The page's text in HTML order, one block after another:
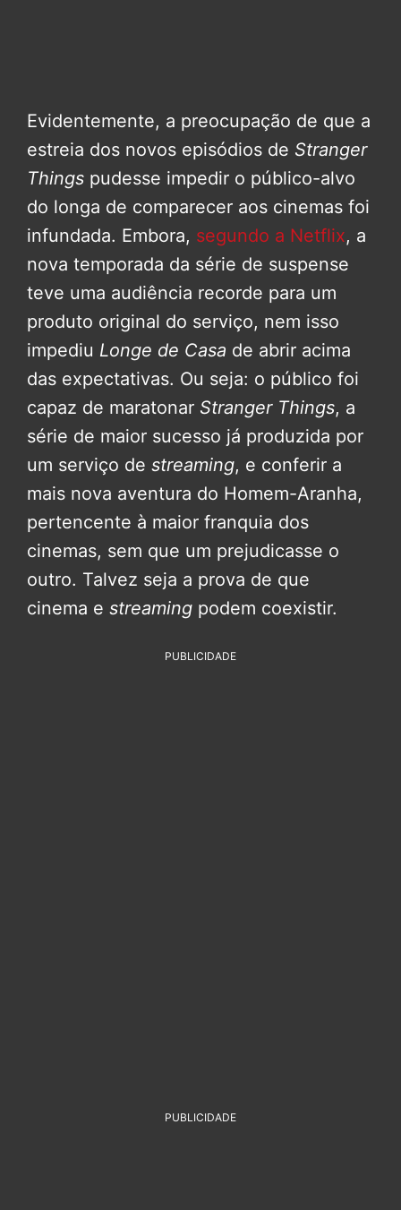
Evidentemente, a preocupação de que a
estreia dos novos episódios de Stranger
Things pudesse impedir o público-alvo
do longa de comparecer aos cinemas foi
infundada. Embora, segundo a Netflix, a
nova temporada da série de suspense
teve uma audiência recorde para um
produto original do serviço, nem isso
impediu Longe de Casa de abrir acima
das expectativas. Ou seja: o público foi
capaz de maratonar Stranger Things, a
série de maior sucesso já produzida por
um serviço de streaming, e conferir a
mais nova aventura do Homem-Aranha,
pertencente à maior franquia dos
cinemas, sem que um prejudicasse o
outro. Talvez seja a prova de que
cinema e streaming podem coexistir.
PUBLICIDADE
PUBLICIDADE